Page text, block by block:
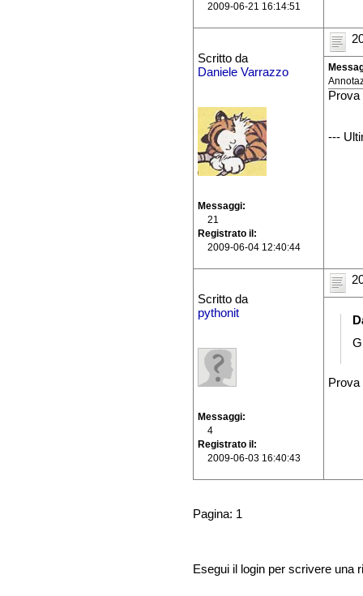
2009-06-21 16:14:51
Scritto da
Daniele Varrazzo
Messaggi
21
Registrato il
2009-06-04 12:40:44
---
Scritto da
pythonit
Messaggi
4
Registrato il
2009-06-03 16:40:43
Prova
Pagina: 1
Esegui il login per scrivere una